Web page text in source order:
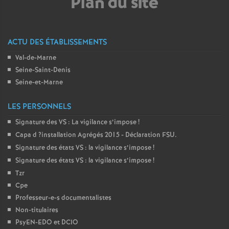
ACTU DES ÉTABLISSEMENTS
Val-de-Marne
Seine-Saint-Denis
Seine-et-Marne
LES PERSONNELS
Signature des VS : La vigilance s’impose!
Capa d ?installation Agrégés 2015 - Déclaration FSU.
Signature des états VS : la vigilance s’impose!
Signature des états VS : la vigilance s’impose!
Tzr
Cpe
Professeur-e-s documentalistes
Non-titulaires
PsyEN-EDO et DCIO